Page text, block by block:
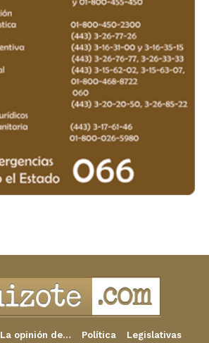
La opinión de… Política Legislativas